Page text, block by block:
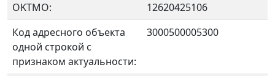
OKTMO:
12620425106
Код адресного объекта
одной строкой с
признаком актуальности:
3000500005300